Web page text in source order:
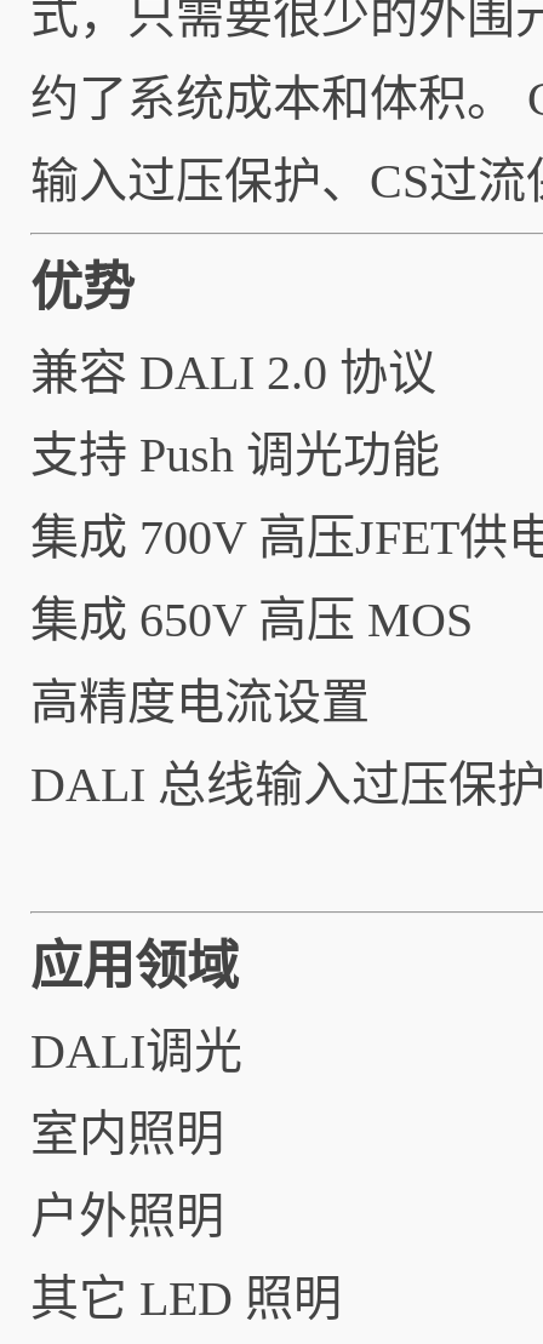
式，只需要很少的外围
约了系统成本和体积。
输入过压保护、CS过
优势
兼容 DALI 2.0 协议
支持 Push 调光功能
集成 700V 高压JFET供
集成 650V 高压 MOS
高精度电流设置
DALI 总线输入过压保
应用领域
DALI调光
室内照明
户外照明
其它 LED 照明